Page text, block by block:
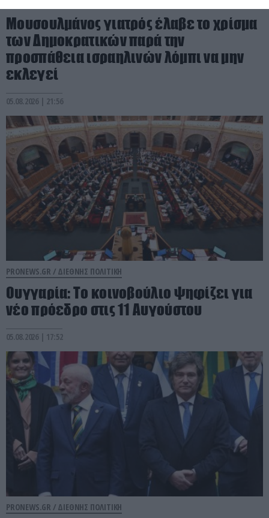
Μουσουλμάνος γιατρός έλαβε το χρίσμα
των Δημοκρατικών παρά την
προσπάθεια ισραηλινών λόμπι να μην
εκλεγεί
05.08.2026 | 21:56
PRONEWS.GR / ΔΙΕΘΝΗΣ ΠΟΛΙΤΙΚΗ
Ουγγαρία: Το κοινοβούλιο ψηφίζει για
νέο πρόεδρο στις 11 Αυγούστου
05.08.2026 | 17:52
PRONEWS.GR / ΔΙΕΘΝΗΣ ΠΟΛΙΤΙΚΗ